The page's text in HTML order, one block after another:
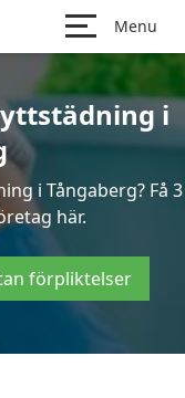
Menu
i
i Tångaberg? Få 3
här.
förpliktelser